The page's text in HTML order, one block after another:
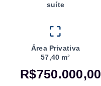
suíte
Área Privativa
57,40 m²
R$750.000,00